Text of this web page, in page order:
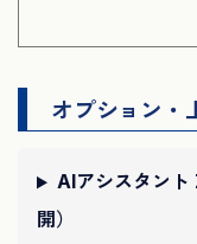
オプション・
AIアシスタント
開）